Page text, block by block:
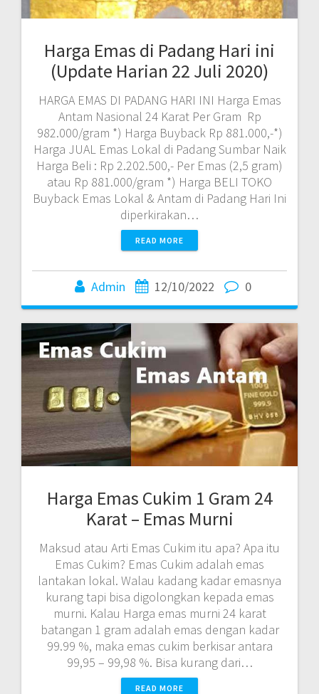
Harga Emas di Padang Hari ini
(Update Harian 22 Juli 2020)
HARGA EMAS DI PADANG HARI INI Harga Emas
Antam Nasional 24 Karat Per Gram Rp
982.000/gram *) Harga Buyback Rp 881.000,-*)
Harga JUAL Emas Lokal di Padang Sumbar Naik
Harga Beli : Rp 2.202.500,- Per Emas (2,5 gram)
atau Rp 881.000/gram *) Harga BELI TOKO
Buyback Emas Lokal & Antam di Padang Hari Ini
diperkirakan…
READ MORE
Admin 12/10/2022 0
Harga Emas Cukim 1 Gram 24
Karat – Emas Murni
Maksud atau Arti Emas Cukim itu apa? Apa itu
Emas Cukim? Emas Cukim adalah emas
lantakan lokal. Walau kadang kadar emasnya
kurang tapi bisa digolongkan kepada emas
murni. Kalau Harga emas murni 24 karat
batangan 1 gram adalah emas dengan kadar
99.99 %, maka emas cukim berkisar antara
99,95 – 99,98 %. Bisa kurang dari…
READ MORE